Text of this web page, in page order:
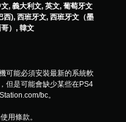
, 義大利文, 英文, 葡萄牙文
西), 西班牙文, 西班牙文（墨
）, 韓文
可能必須安裝最新的系統軟
但是可能會缺少某些在PS4
bc。
用條款。